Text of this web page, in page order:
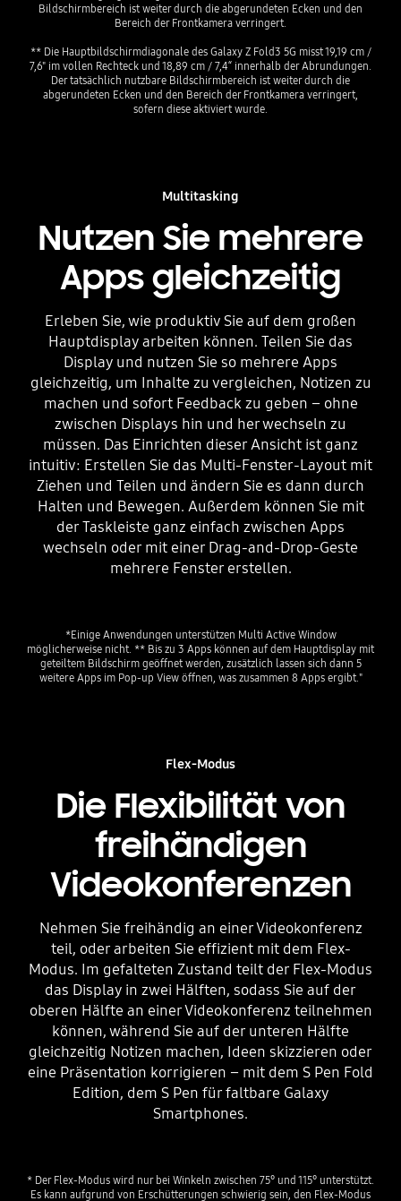
Bildschirmbereich ist weiter durch die abgerundeten Ecken und den
Bereich der Frontkamera verringert.
** Die Hauptbildschirmdiagonale des Galaxy Z Fold3 5G misst 19,19 cm /
7,6" im vollen Rechteck und 18,89 cm / 7,4“ innerhalb der Abrundungen.
Der tatsächlich nutzbare Bildschirmbereich ist weiter durch die
abgerundeten Ecken und den Bereich der Frontkamera verringert,
sofern diese aktiviert wurde.
Multitasking
Nutzen Sie mehrere
Apps gleichzeitig
Erleben Sie, wie produktiv Sie auf dem großen
Hauptdisplay arbeiten können. Teilen Sie das
Display und nutzen Sie so mehrere Apps
gleichzeitig, um Inhalte zu vergleichen, Notizen zu
machen und sofort Feedback zu geben – ohne
zwischen Displays hin und her wechseln zu
müssen. Das Einrichten dieser Ansicht ist ganz
intuitiv: Erstellen Sie das Multi-Fenster-Layout mit
Ziehen und Teilen und ändern Sie es dann durch
Halten und Bewegen. Außerdem können Sie mit
der Taskleiste ganz einfach zwischen Apps
wechseln oder mit einer Drag-and-Drop-Geste
mehrere Fenster erstellen.
*Einige Anwendungen unterstützen Multi Active Window
möglicherweise nicht. ** Bis zu 3 Apps können auf dem Hauptdisplay mit
geteiltem Bildschirm geöffnet werden, zusätzlich lassen sich dann 5
weitere Apps im Pop-up View öffnen, was zusammen 8 Apps ergibt."
Flex-Modus
Die Flexibilität von
freihändigen
Videokonferenzen
Nehmen Sie freihändig an einer Videokonferenz
teil, oder arbeiten Sie effizient mit dem Flex-
Modus. Im gefalteten Zustand teilt der Flex-Modus
das Display in zwei Hälften, sodass Sie auf der
oberen Hälfte an einer Videokonferenz teilnehmen
können, während Sie auf der unteren Hälfte
gleichzeitig Notizen machen, Ideen skizzieren oder
eine Präsentation korrigieren – mit dem S Pen Fold
Edition, dem S Pen für faltbare Galaxy
Smartphones.
* Der Flex-Modus wird nur bei Winkeln zwischen 75° und 115° unterstützt.
Es kann aufgrund von Erschütterungen schwierig sein, den Flex-Modus